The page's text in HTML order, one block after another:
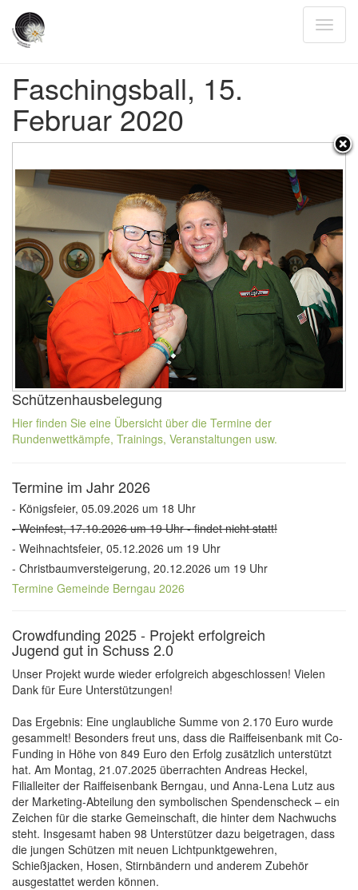
Faschingsball, 15.
Februar 2020
Schützenhausbelegung
Hier finden Sie eine Übersicht über die Termine der
Rundenwettkämpfe, Trainings, Veranstaltungen usw.
Termine im Jahr 2026
- Königsfeier, 05.09.2026 um 18 Uhr
- Weinfest, 17.10.2026 um 19 Uhr - findet nicht statt!
- Weihnachtsfeier, 05.12.2026 um 19 Uhr
- Christbaumversteigerung, 20.12.2026 um 19 Uhr
Termine Gemeinde Berngau 2026
Crowdfunding 2025 - Projekt erfolgreich
Jugend gut in Schuss 2.0
Unser Projekt wurde wieder erfolgreich abgeschlossen! Vielen
Dank für Eure Unterstützungen!
Das Ergebnis: Eine unglaubliche Summe von 2.170 Euro wurde
gesammelt! Besonders freut uns, dass die Raiffeisenbank mit Co-
Funding in Höhe von 849 Euro den Erfolg zusätzlich unterstützt
hat. Am Montag, 21.07.2025 überrachten Andreas Heckel,
Filialleiter der Raiffeisenbank Berngau, und Anna-Lena Lutz aus
der Marketing-Abteilung den symbolischen Spendenscheck – ein
Zeichen für die starke Gemeinschaft, die hinter dem Nachwuchs
steht. Insgesamt haben 98 Unterstützer dazu beigetragen, dass
die jungen Schützen mit neuen Lichtpunktgewehren,
Schießjacken, Hosen, Stirnbändern und anderem Zubehör
ausgestattet werden können.